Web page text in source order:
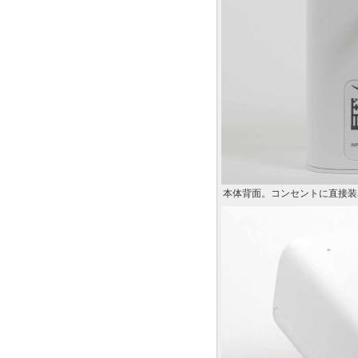
本体背面。コンセントに直接